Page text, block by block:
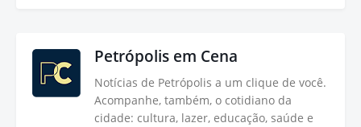
Petrópolis em Cena
Notícias de Petrópolis a um clique de você.
Acompanhe, também, o cotidiano da
cidade: cultura, lazer, educação, saúde e